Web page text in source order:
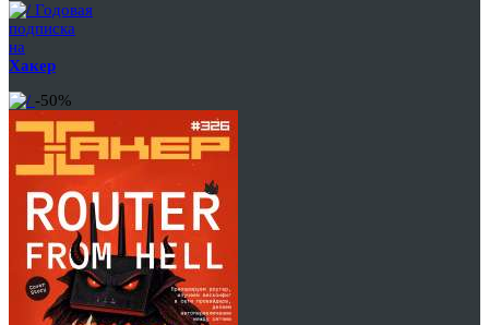
Годовая
подписка
на
Хакер
-50%